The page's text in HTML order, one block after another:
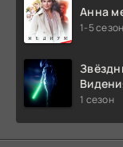
Анна
1-5 сезон
(2026)
1 сезон